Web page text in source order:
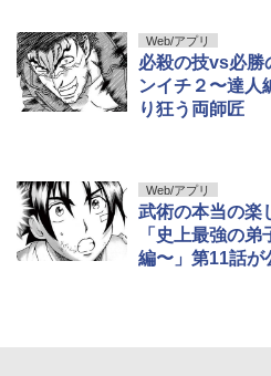
Web/アプリ
必殺の技vs必勝
ンイチ２〜達人
り狂う両師匠
Web/アプリ
武術の本当の楽
「史上最強の
編〜」第11話が